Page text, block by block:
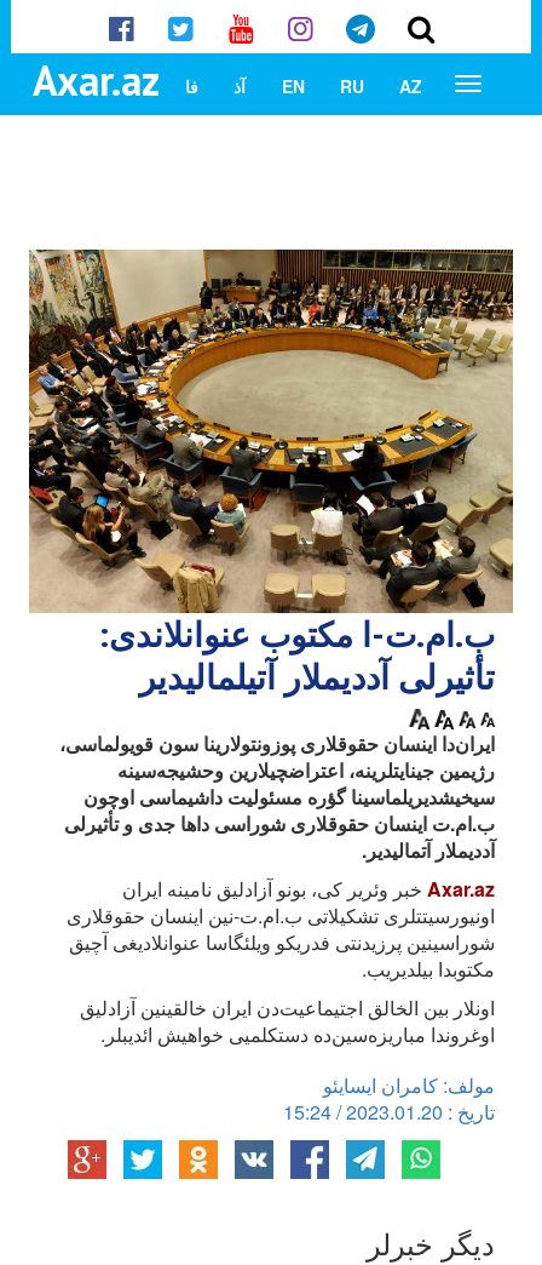
Axar.az AZ
RU
EN آذ فا
ب.ام.ت-ا مکتوب عنوانلاندی:
تأثیرلی آددیملار آتیلمالیدیر
ایران‌دا اینسان حقوقلاری پوزونتولارینا سون قویولماسی،
رژیمین جینایتلرینه، اعتراضچیلارین وحشیجه‌سینه
سیخیشدیریلماسینا گؤره مسئولیت داشیماسی اوچون
ب.ام.ت اینسان حقوقلاری شوراسی داها جدی و تأثیرلی
آددیملار آتمالیدیر.
Axar.az خبر وئریر کی، بونو آزادلیق نامینه ایران
اونیورسیتتلری تشکیلاتی ب.ام.ت-نین اینسان حقوقلاری
شوراسینین پرزیدنتی فدریکو ویلئگاسا عنوانلادیغی آچیق
مکتوبدا بیلدیریب.
اونلار بین الخالق اجتیماعیت‌دن ایران خالقینین آزادلیق
اوغروندا مباریزه‌سین‌ده دستکلمیی خواهیش ائدیبلر.
مولف: کامران ایسایئو
تاریخ : 2023.01.20 / 15:24
دیگر خبرلر